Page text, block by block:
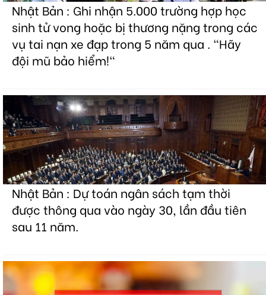
Nhật Bản : Ghi nhận 5.000 trường hợp học
sinh tử vong hoặc bị thương nặng trong các
vụ tai nạn xe đạp trong 5 năm qua . "Hãy
đội mũ bảo hiểm!"
Nhật Bản : Dự toán ngân sách tạm thời
được thông qua vào ngày 30, lần đầu tiên
sau 11 năm.